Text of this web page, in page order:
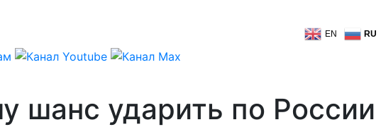
EN RU
шанс ударить по России